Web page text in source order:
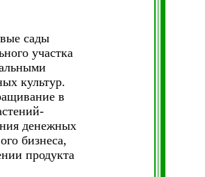
сады
участка
культур.
в
денежных
бизнеса,
продукта